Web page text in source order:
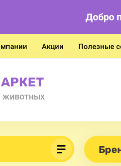
Добро
Акции Полезные
животных